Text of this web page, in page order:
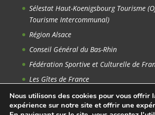
Sélestat Haut-Koenigsbourg Tourisme
Tourisme Intercommunal)
Région Alsace
Conseil Général du Bas-Rhin
Fédération Sportive et Culturelle de
Les Gîtes de France
Avant-Garde du Rhin
Nous utilisons des cookies pour vous offrir
expérience sur notre site et offrir une